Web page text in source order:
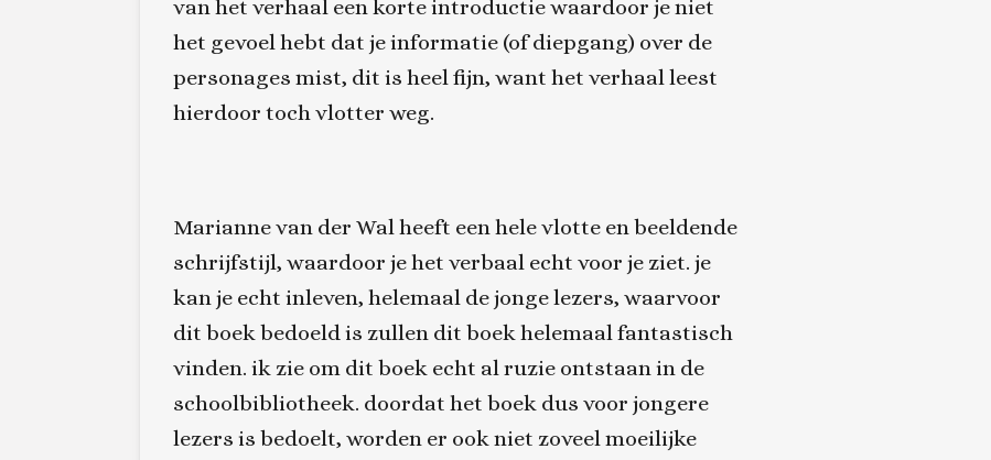
van het verhaal een korte introductie waardoor je niet
het gevoel hebt dat je informatie (of diepgang) over de
personages mist, dit is heel fijn, want het verhaal leest
hierdoor toch vlotter weg.
Marianne van der Wal heeft een hele vlotte en beeldende
schrijfstijl, waardoor je het verbaal echt voor je ziet. je
kan je echt inleven, helemaal de jonge lezers, waarvoor
dit boek bedoeld is zullen dit boek helemaal fantastisch
vinden. ik zie om dit boek echt al ruzie ontstaan in de
schoolbibliotheek. doordat het boek dus voor jongere
lezers is bedoelt, worden er ook niet zoveel moeilijke